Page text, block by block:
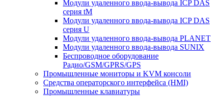
Модули удаленного ввода-вывода ICP DAS
серия tM
Модули удаленного ввода-вывода ICP DAS
серия U
Модули удаленного ввода-вывода PLANET
Модули удаленного ввода-вывода SUNIX
Беспроводное оборудование
Радио/GSM/GPRS/GPS
Промышленные мониторы и KVM консоли
Средства операторского интерфейса (HMI)
Промышленные клавиатуры